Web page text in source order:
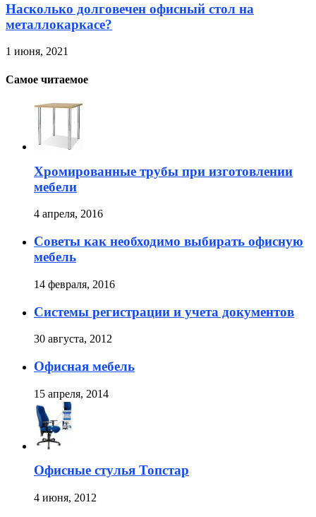
Насколько долговечен офисный стол на
металлокаркасе?
1 июня, 2021
Самое читаемое
Хромированные трубы при изготовлении
мебели
4 апреля, 2016
Советы как необходимо выбирать офисную
мебель
14 февраля, 2016
Cистемы регистрации и учета документов
30 августа, 2012
Офисная мебель
15 апреля, 2014
Офисные стулья Топстар
4 июня, 2012